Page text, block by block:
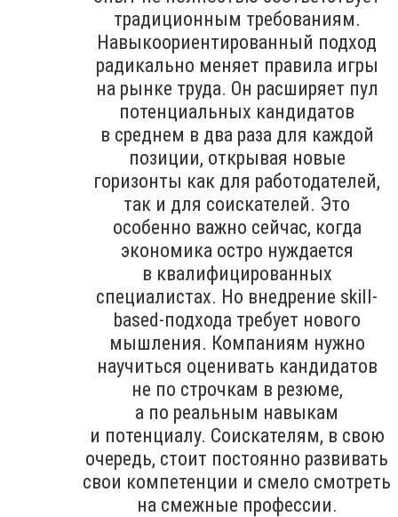
традиционным требованиям.
Навыкоориентированный подход
радикально меняет правила игры
на рынке труда. Он расширяет пул
потенциальных кандидатов
в среднем в два раза для каждой
позиции, открывая новые
горизонты как для работодателей,
так и для соискателей. Это
особенно важно сейчас, когда
экономика остро нуждается
в квалифицированных
специалистах. Но внедрение skill-
based-подхода требует нового
мышления. Компаниям нужно
научиться оценивать кандидатов
не по строчкам в резюме,
а по реальным навыкам
и потенциалу. Соискателям, в свою
очередь, стоит постоянно развивать
свои компетенции и смело смотреть
на смежные профессии.